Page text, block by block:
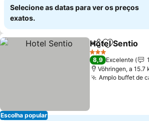
Selecione as datas para ver os preços
exatos.
Escolha popular
PartilharAdicionar
Hotel Sentio
3 Estrelas
8,9 Excelente
Vöhringen, a 15.7
Amplo buffet de